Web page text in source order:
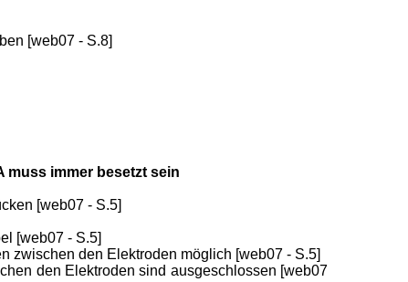
[web07 - S.8]
muss immer besetzt sein
[web07 - S.5]
[web07 - S.5]
zwischen den Elektroden möglich [web07 - S.5]
den Elektroden sind ausgeschlossen [web07